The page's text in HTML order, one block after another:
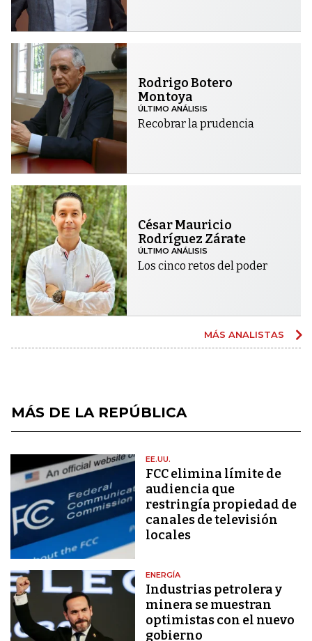
Rodrigo Botero
Montoya
ÚLTIMO ANÁLISIS
Recobrar la prudencia
César Mauricio
Rodríguez Zárate
ÚLTIMO ANÁLISIS
Los cinco retos del poder
MÁS ANALISTAS
MÁS DE LA REPÚBLICA
EE.UU.
FCC elimina límite de
audiencia que
restringía propiedad de
canales de televisión
locales
ENERGÍA
Industrias petrolera y
minera se muestran
optimistas con el nuevo
gobierno